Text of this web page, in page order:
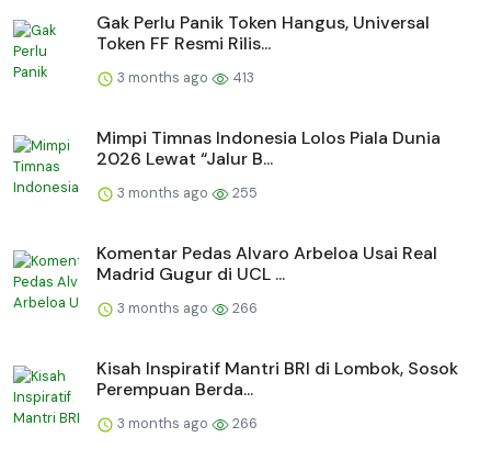
Gak Perlu Panik Token Hangus, Universal
Token FF Resmi Rilis...
3 months ago 413
Mimpi Timnas Indonesia Lolos Piala Dunia
2026 Lewat “Jalur B...
3 months ago 255
Komentar Pedas Alvaro Arbeloa Usai Real
Madrid Gugur di UCL ...
3 months ago 266
Kisah Inspiratif Mantri BRI di Lombok, Sosok
Perempuan Berda...
3 months ago 266